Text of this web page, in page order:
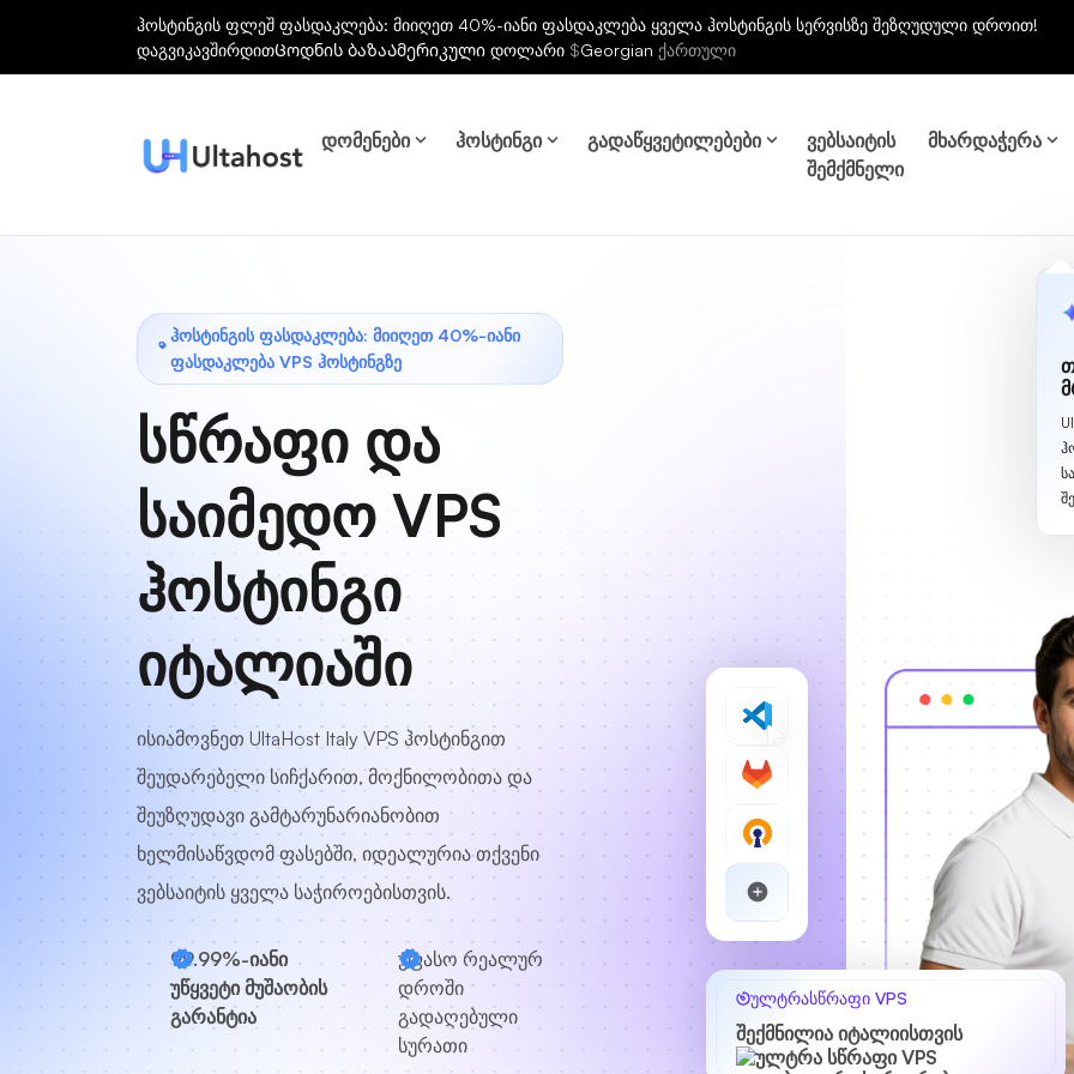
ჰოსტინგის ფლეშ ფასდაკლება: მიიღეთ 40%-იანი ფასდაკლება ყველა ჰოსტინგის სერვისზე შეზღუდული დროით!
დაგვიკავშირდითᲪოდნის ბაზაᲐმერიკული დოლარი $Georgian ქართული
დომენები ჰოსტინგი გადაწყვეტილებები
ვებსაიტის
შემქმნელი
მხარდაჭერა
ᲰᲝᲡᲢᲘᲜᲒᲘᲡ ᲤᲐᲡᲓᲐᲙᲚᲔᲑᲐ: ᲛᲘᲘᲦᲔᲗ 40%-ᲘᲐᲜᲘ
ᲤᲐᲡᲓᲐᲙᲚᲔᲑᲐ VPS ᲰᲝᲡᲢᲘᲜᲒᲖᲔ
სწრაფი და
საიმედო VPS
ჰოსტინგი
იტალიაში
ისიამოვნეთ UltaHost Italy VPS ჰოსტინგით
შეუდარებელი სიჩქარით, მოქნილობითა და
შეუზღუდავი გამტარუნარიანობით
ხელმისაწვდომ ფასებში, იდეალურია თქვენი
ვებსაიტის ყველა საჭიროებისთვის.
99.99%-იანი
უწყვეტი მუშაობის
გარანტია
უფასო რეალურ
დროში
გადაღებული
სურათი
ულტრასწრაფი VPS
შექმნილია იტალიისთვის